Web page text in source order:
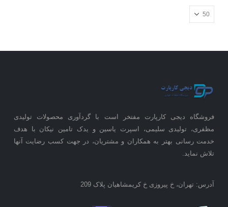
فروشگاه دیجی کارپارت مفتخر است با گردآوری محصولات تولیدی
مظفری، تولیدی سلیمی، اسپرت یاسین و یدک تامین نیکان با هدف
خدمت رسانی بهتر به همکاران و مشتریان، در جهت کسب رضایت آنها
تلاش نماید.
آدرس: تهران، خ پیروزی خ کریمشاهیان پلاک 209